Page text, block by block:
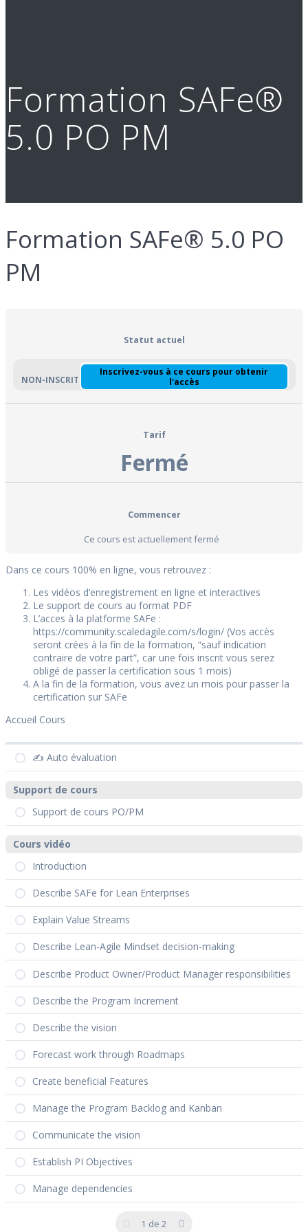
Formation SAFe®
5.0 PO PM
Formation SAFe® 5.0 PO
PM
Statut actuel
NON-INSCRIT
Inscrivez-vous à ce cours pour obtenir
l'accès
Tarif
Fermé
Commencer
Ce cours est actuellement fermé
Dans ce cours 100% en ligne, vous retrouvez :
Les vidéos d’enregistrement en ligne et interactives
Le support de cours au format PDF
L’acces à la platforme SAFe :
https://community.scaledagile.com/s/login/ (Vos accès
seront crées à la fin de la formation, “sauf indication
contraire de votre part”, car une fois inscrit vous serez
obligé de passer la certification sous 1 mois)
A la fin de la formation, vous avez un mois pour passer la
certification sur SAFe
Accueil Cours
✍️ Auto évaluation
Support de cours
Support de cours PO/PM
Cours vidéo
Introduction
Describe SAFe for Lean Enterprises
Explain Value Streams
Describe Lean-Agile Mindset decision-making
Describe Product Owner/Product Manager responsibilities
Describe the Program Increment
Describe the vision
Forecast work through Roadmaps
Create beneficial Features
Manage the Program Backlog and Kanban
Communicate the vision
Establish PI Objectives
Manage dependencies
1 de 2